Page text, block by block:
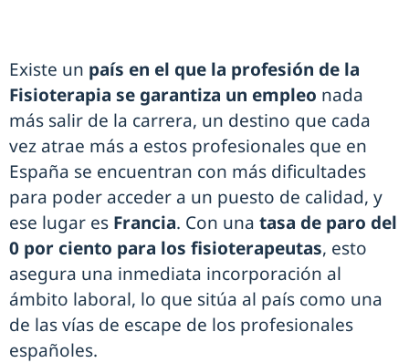
Existe un país en el que la profesión de la
Fisioterapia se garantiza un empleo nada
más salir de la carrera, un destino que cada
vez atrae más a estos profesionales que en
España se encuentran con más dificultades
para poder acceder a un puesto de calidad, y
ese lugar es Francia. Con una tasa de paro del
0 por ciento para los fisioterapeutas, esto
asegura una inmediata incorporación al
ámbito laboral, lo que sitúa al país como una
de las vías de escape de los profesionales
españoles.